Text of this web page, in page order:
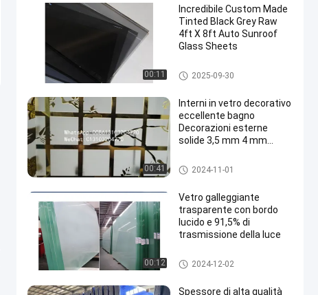
00:11
Incredibile Custom Made
Tinted Black Grey Raw
4ft X 8ft Auto Sunroof
Glass Sheets
Clear Float Glass
2025-09-30
00:41
Interni in vetro decorativo
eccellente bagno
Decorazioni esterne
solide 3,5 mm 4 mm
Clear Float Glass
2024-11-01
00:12
Vetro galleggiante
trasparente con bordo
lucido e 91,5% di
trasmissione della luce
Ultra Clear Float Glass
2024-12-02
Spessore di alta qualità